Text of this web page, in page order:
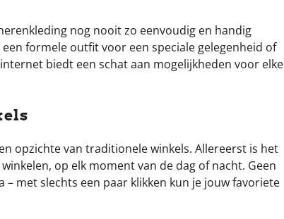
nog nooit zo eenvoudig en handig
formele outfit voor een speciale gelegenheid of
biedt een schat aan mogelijkheden voor elke
opzichte van traditionele winkels. Allereerst is het
op elk moment van de dag of nacht. Geen
met slechts een paar klikken kun je jouw favoriete